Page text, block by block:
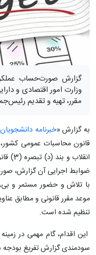
وزارت امور اقتصادی و
مقرر، تهیه و تقدیم
به گزارش «خبرنامه
با تلاش و حضور مستمر و
موعد مقرر قانونی و مطابق
تنظیم شده است.
این اقدام، گام مهمی در
سودمندی گزارش تفریغ